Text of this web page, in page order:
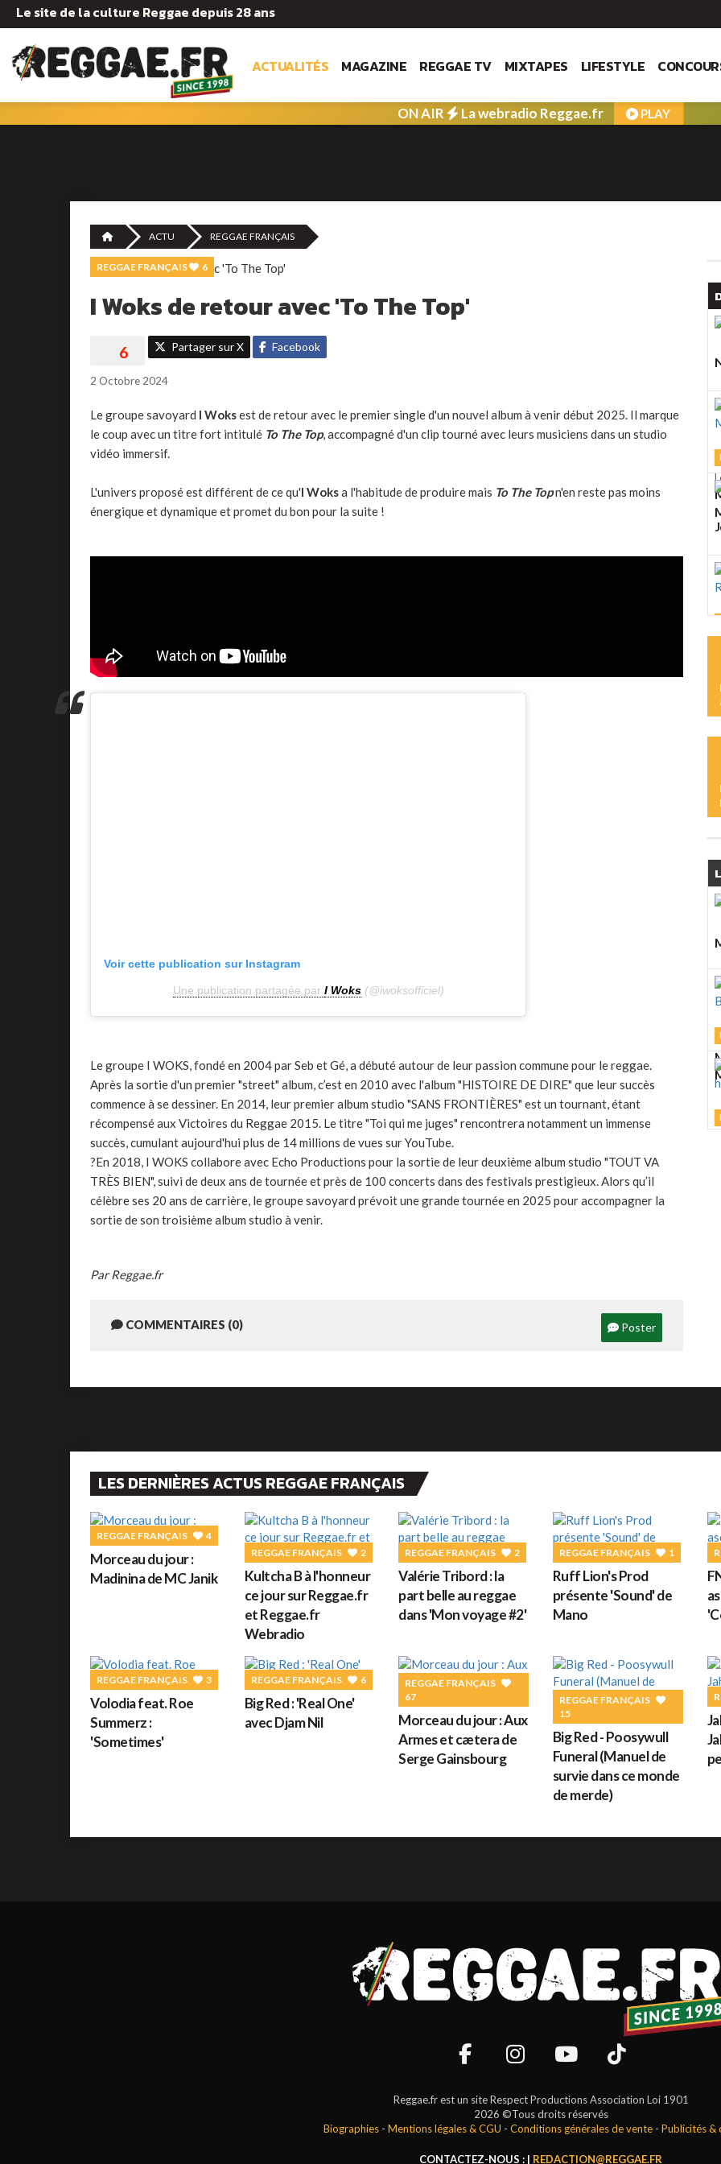
Le site de la culture Reggae depuis 28 ans
ACTUALITÉS MAGAZINE REGGAE TV MIXTAPES LIFESTYLE
ON AIR La webradio Reggae.fr PLAY
ACTU REGGAE FRANÇAIS
REGGAE FRANÇAIS 6
I Woks de retour avec 'To The Top'
Partager sur X Facebook
2 Octobre 2024
Le groupe savoyard I Woksest de retour avec le premier single d'un nouvel album à venir début 2025. Il marque
le coup avec un titre fort intitulé To The Top, accompagné d'un clip tourné avec leurs musiciens dans un studio
vidéo immersif.
L'univers proposé est différent de ce qu'I Woksa l'habitude de produire mais To The Topn'en reste pas moins
énergique et dynamique et promet du bon pour la suite !
Voir cette publication sur Instagram
Une publication partagée par I Woks(@iwoksofficiel)
Le groupe I WOKS, fondé en 2004 par Seb et Gé, a débuté autour de leur passion commune pour le reggae.
Après la sortie d'un premier "street" album, c’est en 2010 avec l'album "HISTOIRE DE DIRE" que leur succès
commence à se dessiner. En 2014, leur premier album studio "SANS FRONTIÈRES" est un tournant, étant
récompensé aux Victoires du Reggae 2015. Le titre "Toi qui me juges" rencontrera notamment un immense
succès, cumulant aujourd'hui plus de 14 millions de vues sur YouTube.
?En 2018, I WOKS collabore avec Echo Productions pour la sortie de leur deuxième album studio "TOUT VA
TRÈS BIEN", suivi de deux ans de tournée et près de 100 concerts dans des festivals prestigieux. Alors qu’il
célèbre ses 20 ans de carrière, le groupe savoyard prévoit une grande tournée en 2025 pour accompagner la
sortie de son troisième album studio à venir.
Par Reggae.fr
COMMENTAIRES (0) Poster
LES DERNIÈRES ACTUS REGGAE FRANÇAIS
REGGAE FRANÇAIS 4
Morceau du jour :
Madinina de MC Janik
REGGAE FRANÇAIS 2
Kultcha B à l'honneur
ce jour sur Reggae.fr
et Reggae.fr
Webradio
REGGAE FRANÇAIS 2
Valérie Tribord : la
part belle au reggae
dans 'Mon voyage #2'
REGGAE FRANÇAIS 1
Ruff Lion's Prod
présente 'Sound' de
Mano
REGGAE FRANÇAIS 3
Volodia feat. Roe
Summerz :
'Sometimes'
REGGAE FRANÇAIS 6
Big Red : 'Real One'
avec Djam Nil
REGGAE FRANÇAIS
67
Morceau du jour : Aux
Armes et cætera de
Serge Gainsbourg
REGGAE FRANÇAIS
15
Big Red - Poosywull
Funeral (Manuel de
survie dans ce monde
de merde)
Reggae.fr est un site Respect Productions Association Loi 1901
2026 ©Tous droits réservés
Biographies- Mentions légales & CGU - Conditions générales de vente- Publicités &
CONTACTEZ-NOUS : | REDACTION@REGGAE.FR